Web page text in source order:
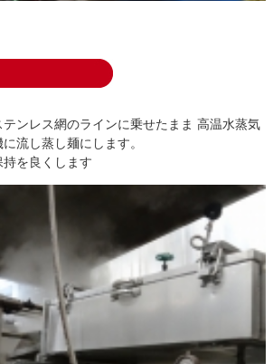
ンレス網のラインに乗せたまま 高温水蒸気
流し蒸し麺にします。
を良くします